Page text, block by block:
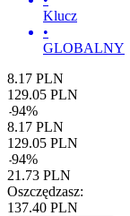
Klucz
•
GLOBALNY
8.17 PLN
129.05 PLN
-94%
8.17 PLN
129.05 PLN
-94%
21.73 PLN
Oszczędzasz:
137.40 PLN